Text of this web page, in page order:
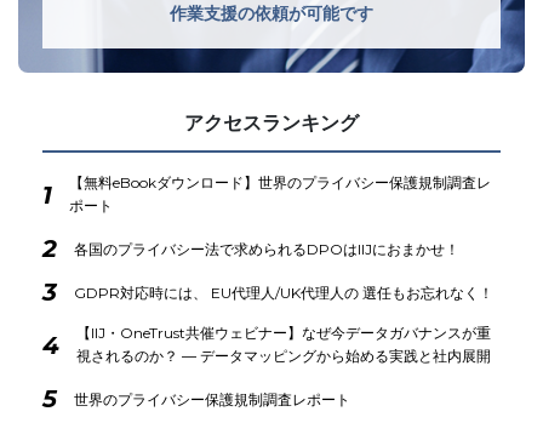
作業支援の依頼が可能です
アクセスランキング
1
【無料eBookダウンロード】世界のプライバシー保護規制調査レ
ポート
2 各国のプライバシー法で求められるDPOはIIJにおまかせ！
3 GDPR対応時には、 EU代理人/UK代理人の 選任もお忘れなく！
4
【IIJ・OneTrust共催ウェビナー】なぜ今データガバナンスが重
視されるのか？ ― データマッピングから始める実践と社内展開
5 世界のプライバシー保護規制調査レポート